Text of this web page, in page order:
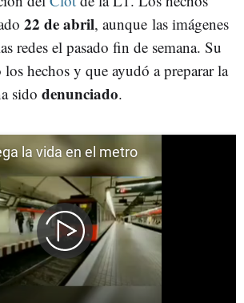
22 de abril, aunque las imágenes
redes el pasado fin de semana. Su
hechos y que ayudó a preparar la
sido denunciado.